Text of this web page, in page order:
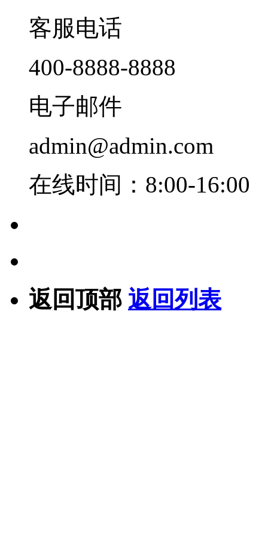
客服电话
400-8888-8888
电子邮件
admin@admin.com
在线时间：8:00-16:00
返回顶部 返回列表